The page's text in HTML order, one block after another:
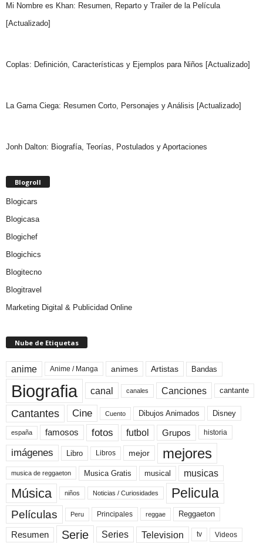
Mi Nombre es Khan: Resumen, Reparto y Trailer de la Película
[Actualizado]
Coplas: Definición, Características y Ejemplos para Niños [Actualizado]
La Gama Ciega: Resumen Corto, Personajes y Análisis [Actualizado]
Jonh Dalton: Biografía, Teorías, Postulados y Aportaciones
Blogroll
Blogicars
Blogicasa
Blogichef
Blogichics
Blogitecno
Blogitravel
Marketing Digital & Publicidad Online
Nube de Etiquetas
anime Anime / Manga animes Artistas Bandas
Biografia canal canales Canciones cantante
Cantantes Cine Cuento Dibujos Animados Disney
españa famosos fotos futbol Grupos historia
imágenes Libro Libros mejor mejores
musica de reggaeton Musica Gratis musical musicas
Música niños Noticias / Curiosidades Pelicula
Películas Peru Principales reggae Reggaeton
Resumen Serie Series Television tv Videos